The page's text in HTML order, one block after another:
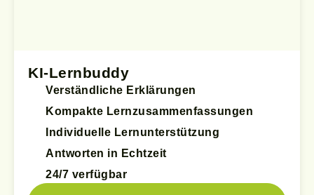
KI-Lernbuddy
Verständliche Erklärungen
Kompakte Lernzusammenfassungen
Individuelle Lernunterstützung
Antworten in Echtzeit
24/7 verfügbar